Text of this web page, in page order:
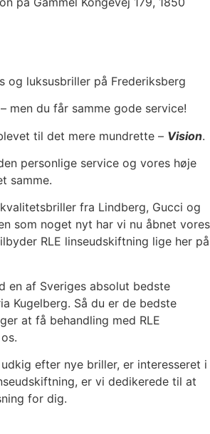
og luksusbriller på Frederiksberg
men du får samme gode service!
til det mere mundrette – Vision.
personlige service og vores høje
samme.
fra Lindberg, Gucci og
som noget nyt har vi nu åbnet vores
RLE linseudskiftning lige her på
en af Sveriges absolut bedste
Kugelberg. Så du er de bedste
at få behandling med RLE
efter nye briller, er interesseret i
er vi dedikerede til at
for dig.